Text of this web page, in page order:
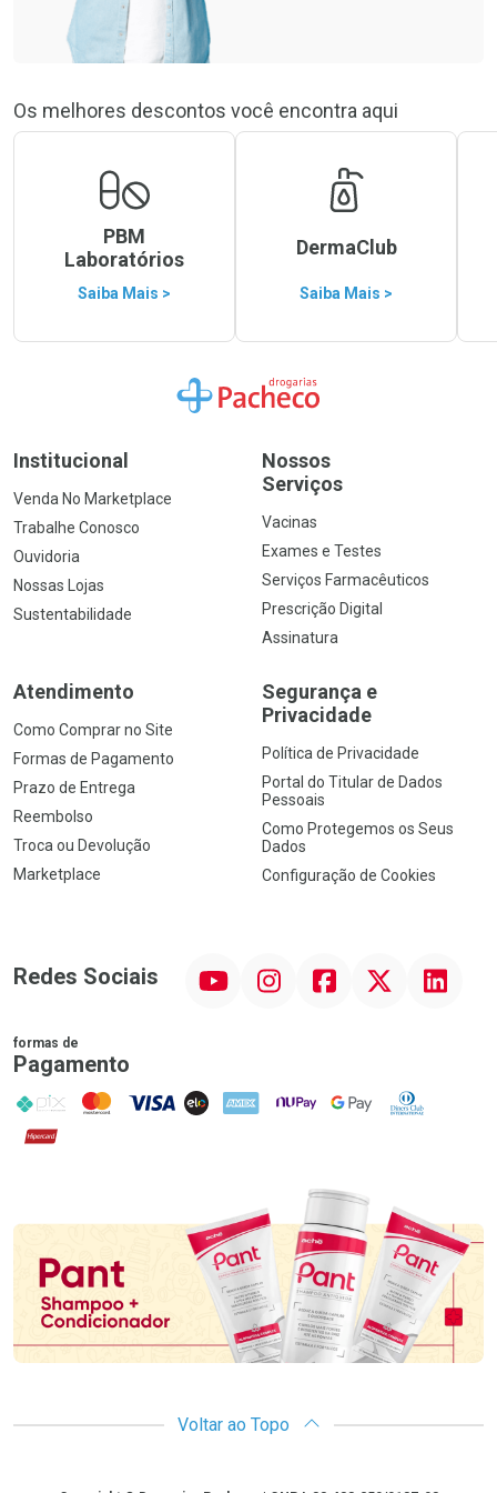
Os melhores descontos você encontra aqui
PBM
Laboratórios
Saiba Mais >
DermaClub
Saiba Mais >
Ir para a Home
Institucional
Venda No Marketplace
Trabalhe Conosco
Ouvidoria
Nossas Lojas
Sustentabilidade
Nossos
Serviços
Vacinas
Exames e Testes
Serviços Farmacêuticos
Prescrição Digital
Assinatura
Atendimento
Como Comprar no Site
Formas de Pagamento
Prazo de Entrega
Reembolso
Troca ou Devolução
Marketplace
Segurança e
Privacidade
Política de Privacidade
Portal do Titular de Dados
Pessoais
Como Protegemos os Seus
Dados
Configuração de Cookies
Redes Sociais InstagramFacebookTwitter Linkedin
formas de
Pagamento
PIX MasterCard
VISA ELO AMEX NuPay Google PayDiners Club
Hipercard
Voltar ao Topo